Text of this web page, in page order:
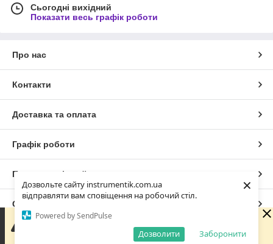
Дозвольте сайту instrumentik.com.ua
відправляти вам сповіщення на робочий стіл.
Powered by SendPulse
Заборонити
Дозволити
×
Сьогодні вихідний
Показати весь графік роботи
Про нас
Контакти
Доставка та оплата
Графік роботи
Повна версія сайту
Сайт створено на маркетплейсі
Політика конфіденційності
Зараз у компанії неробочий час. Замовлення та
повідомлення будуть оброблені з 09:00 найближчого
робочого дня (завтра, 10.08).